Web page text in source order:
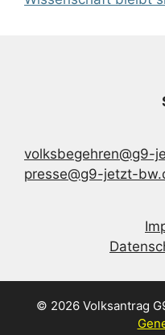
volksbegehren@g9-
presse@g9-jetzt-
© 2026 Volksantrag